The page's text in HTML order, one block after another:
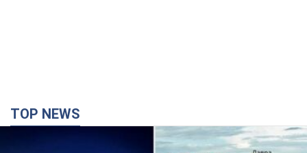
Києво-Печерську лавру закриють 80-метровим
"монстром"? Чому влада Києва відмовилась
зупиняти будівництво хмарочоса